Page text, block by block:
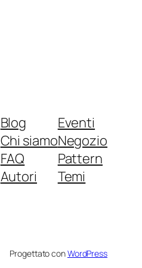
Blog
Chi siamo
FAQ
Autori
Eventi
Negozio
Pattern
Temi
Progettato conWordPress